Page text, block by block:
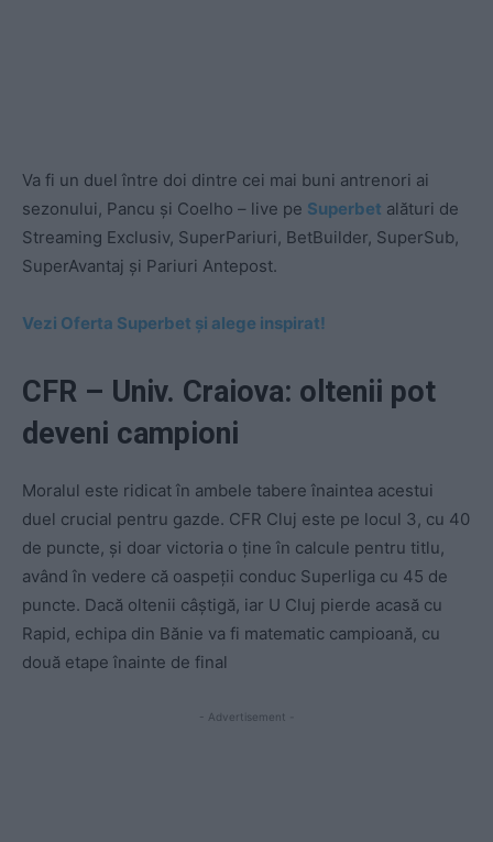
Va fi un duel între doi dintre cei mai buni antrenori ai
sezonului, Pancu și Coelho – live pe Superbet alături de
Streaming Exclusiv, SuperPariuri, BetBuilder, SuperSub,
SuperAvantaj și Pariuri Antepost.
Vezi Oferta Superbet și alege inspirat!
CFR – Univ. Craiova: oltenii pot
deveni campioni
Moralul este ridicat în ambele tabere înaintea acestui
duel crucial pentru gazde. CFR Cluj este pe locul 3, cu 40
de puncte, și doar victoria o ține în calcule pentru titlu,
având în vedere că oaspeții conduc Superliga cu 45 de
puncte. Dacă oltenii câștigă, iar U Cluj pierde acasă cu
Rapid, echipa din Bănie va fi matematic campioană, cu
două etape înainte de final
- Advertisement -